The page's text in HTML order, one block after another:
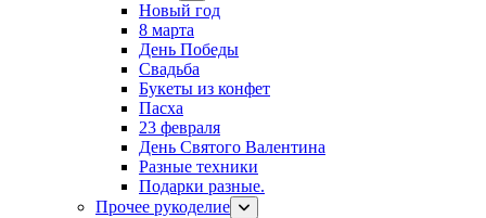
Новый год
8 марта
День Победы
Свадьба
Букеты из конфет
Пасха
23 февраля
День Святого Валентина
Разные техники
Подарки разные.
Прочее рукоделие